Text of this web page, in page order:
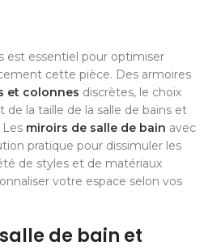
est essentiel pour optimiser
cette pièce. Des armoires
et colonnes discrètes, le choix
de la taille de la salle de bains et
miroirs de salle de bain avec
pratique pour dissimuler les
de styles et de matériaux
votre espace selon vos
de bain et